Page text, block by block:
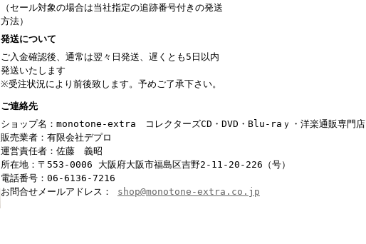
（セール対象の場合は当社指定の追跡番号付きの発送
方法）
発送について
ご入金確認後、通常は翌々日発送、遅くとも5日以内
発送いたします
※受注状況により前後致します。予めご了承下さい。
ご連絡先
ショップ名：monotone-extra コレクターズCD・DVD・Blu-raｙ・洋楽通販専門店
販売業者：有限会社デプロ
運営責任者：佐藤 義昭
所在地：〒553-0006 大阪府大阪市福島区吉野2-11-20-226（号）
電話番号：06-6136-7216
お問合せメールアドレス： shop@monotone-extra.co.jp